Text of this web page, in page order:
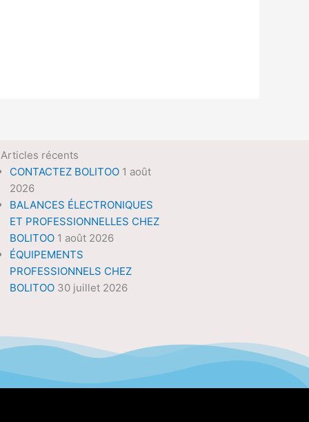
récents
CONTACTEZ BOLITOO 1 août
2026
BALANCES ÉLECTRONIQUES
ET PROFESSIONNELLES CHEZ
BOLITOO 1 août 2026
ÉQUIPEMENTS
PROFESSIONNELS CHEZ
BOLITOO 30 juillet 2026